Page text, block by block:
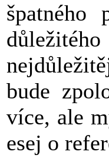
bude
více, ale
esej o